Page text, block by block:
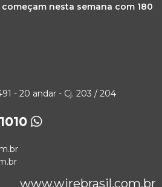
nesta semana com 180
- 20 andar - Cj. 203 / 204
www.wirebrasil.com.br